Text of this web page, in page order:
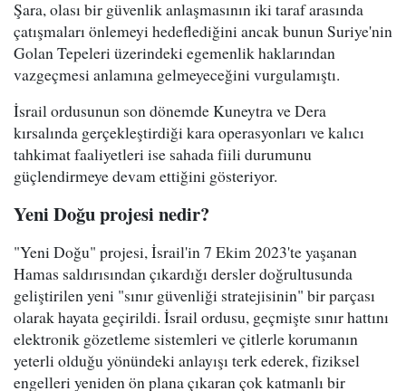
Şara, olası bir güvenlik anlaşmasının iki taraf arasında
çatışmaları önlemeyi hedeflediğini ancak bunun Suriye'nin
Golan Tepeleri üzerindeki egemenlik haklarından
vazgeçmesi anlamına gelmeyeceğini vurgulamıştı.
İsrail ordusunun son dönemde Kuneytra ve Dera
kırsalında gerçekleştirdiği kara operasyonları ve kalıcı
tahkimat faaliyetleri ise sahada fiili durumunu
güçlendirmeye devam ettiğini gösteriyor.
Yeni Doğu projesi nedir?
"Yeni Doğu" projesi, İsrail'in 7 Ekim 2023'te yaşanan
Hamas saldırısından çıkardığı dersler doğrultusunda
geliştirilen yeni "sınır güvenliği stratejisinin" bir parçası
olarak hayata geçirildi. İsrail ordusu, geçmişte sınır hattını
elektronik gözetleme sistemleri ve çitlerle korumanın
yeterli olduğu yönündeki anlayışı terk ederek, fiziksel
engelleri yeniden ön plana çıkaran çok katmanlı bir